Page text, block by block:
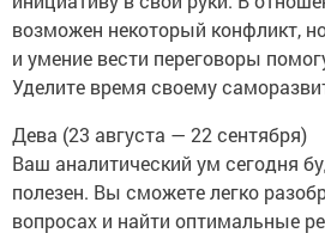
возможен некоторый конфликт,
и умение вести переговоры
Уделите время своему
Дева (23 августа — 22 сентября)
Ваш аналитический ум сегодня
полезен. Вы сможете легко
вопросах и найти оптимальные